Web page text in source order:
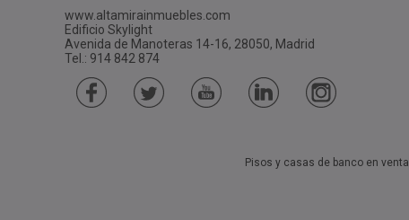
www.altamirainmuebles.com
Edificio Skylight
Avenida de Manoteras 14-16, 28050, Madrid
Tel.: 914 842 874
Pisos y casas de banco en venta